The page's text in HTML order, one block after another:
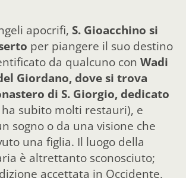
apocrifi, S. Gioacchino si
per piangere il suo destino
da qualcuno con Wadi
Giordano, dove si trova
di S. Giorgio, dedicato
ha subito molti restauri), e
sogno o da una visione che
una figlia. Il luogo della
è altrettanto sconosciuto;
accettata in Occidente,